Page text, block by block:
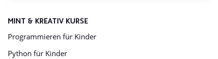
MINT & KREATIV KURSE
Programmieren für Kinder
Python für Kinder